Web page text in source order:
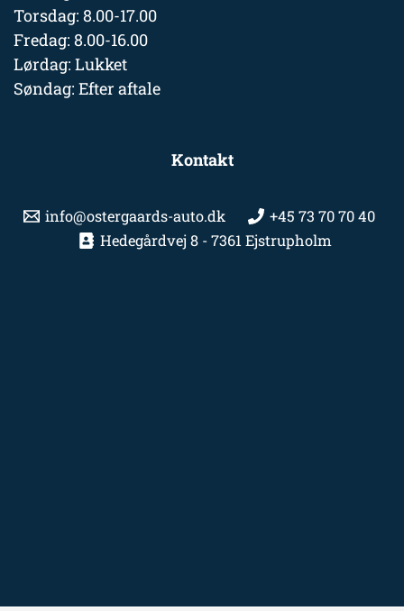
Torsdag: 8.00-17.00
Fredag: 8.00-16.00
Lørdag: Lukket
Søndag: Efter aftale
Kontakt
info@ostergaards-auto.dk
+45 73 70 70 40
Hedegårdvej 8 - 7361 Ejstrupholm